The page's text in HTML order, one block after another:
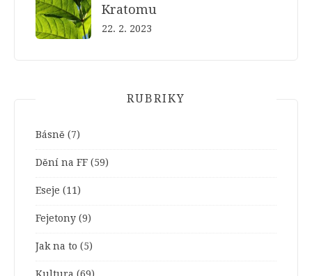
Kratomu
22. 2. 2023
RUBRIKY
Básně (7)
Dění na FF (59)
Eseje (11)
Fejetony (9)
Jak na to (5)